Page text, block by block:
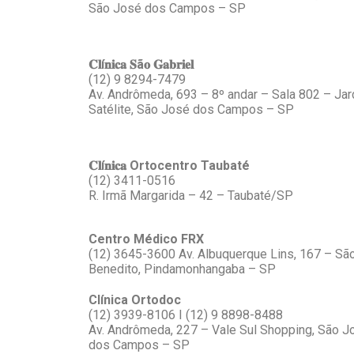
São José dos Campos – SP
𝐂𝐥í𝐧𝐢𝐜𝐚 𝐒ã𝐨 𝐆𝐚𝐛𝐫𝐢𝐞𝐥
(12) 9 8294-7479
Av. Andrômeda, 693 – 8º andar – Sala 802 –
Satélite, São José dos Campos – SP
𝐂𝐥í𝐧𝐢𝐜𝐚 Ortocentro Taubaté
(12) 3411-0516
R. Irmã Margarida – 42 – Taubaté/SP
Centro Médico FRX
(12) 3645-3600 Av. Albuquerque Lins, 167 –
Benedito, Pindamonhangaba – SP
Clínica Ortodoc
(12) 3939-8106 I (12) 9 8898-8488
Av. Andrômeda, 227 – Vale Sul Shopping, São
dos Campos – SP